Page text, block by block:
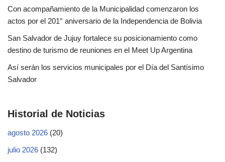
Con acompañamiento de la Municipalidad comenzaron los
actos por el 201° aniversario de la Independencia de Bolivia
San Salvador de Jujuy fortalece su posicionamiento como
destino de turismo de reuniones en el Meet Up Argentina
Así serán los servicios municipales por el Día del Santísimo
Salvador
Historial de Noticias
agosto 2026 (20)
julio 2026 (132)